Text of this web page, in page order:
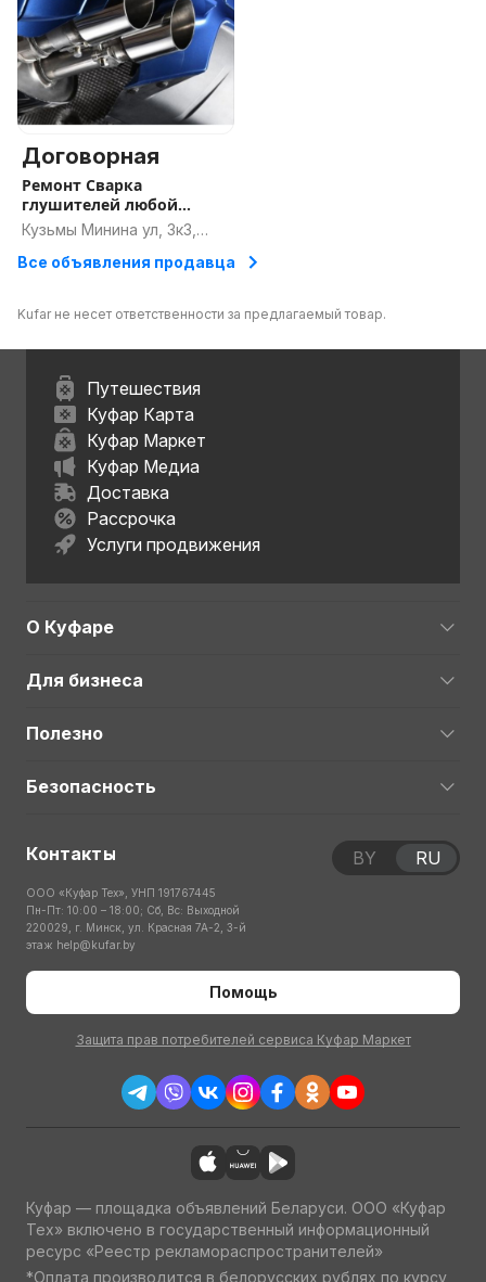
Договорная
Ремонт Сварка
глушителей любой
сложности
Кузьмы Минина ул, 3к3,
Все объявления продавца
Kufar не несет ответственности за предлагаемый товар.
Путешествия
Куфар Карта
Куфар Маркет
Куфар Медиа
Доставка
Рассрочка
Услуги продвижения
О Куфаре
Для бизнеса
Полезно
Безопасность
Контакты
ООО «Куфар Тех», УНП 191767445
Пн-Пт: 10:00 – 18:00; Сб, Вс: Выходной
220029, г. Минск, ул. Красная 7А-2, 3-й
этаж help@kufar.by
Помощь
Защита прав потребителей сервиса Куфар Маркет
BY RU
Куфар — площадка объявлений Беларуси. ООО «Куфар
Тех» включено в государственный информационный
ресурс «Реестр рекламораспространителей»
*Оплата производится в белорусских рублях по курсу